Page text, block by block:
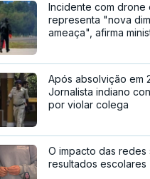
Incidente com drone
representa "nova
ameaça", afirma
Após absolvição em
Jornalista indiano
por violar colega
O impacto das redes
resultados escolares